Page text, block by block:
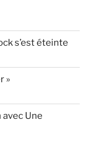
s’est éteinte
»
Une